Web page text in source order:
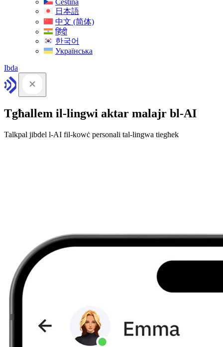
Čeština
日本語
中文 (简体)
हिंदी
한국어
Українська
Ibda
Tgħallem il-lingwi aktar malajr bl-AI
Talkpal jibdel l-AI fil-kowċ personali tal-lingwa tiegħek